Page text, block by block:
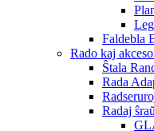
Faldebla
Rado kaj
Ŝtala
Rada
Radaj